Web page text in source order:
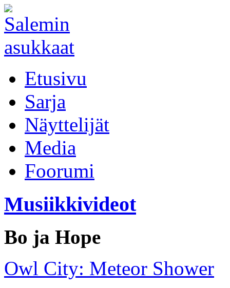
Etusivu
Sarja
Näyttelijät
Media
Foorumi
Musiikkivideot
Bo ja Hope
Owl City: Meteor Shower